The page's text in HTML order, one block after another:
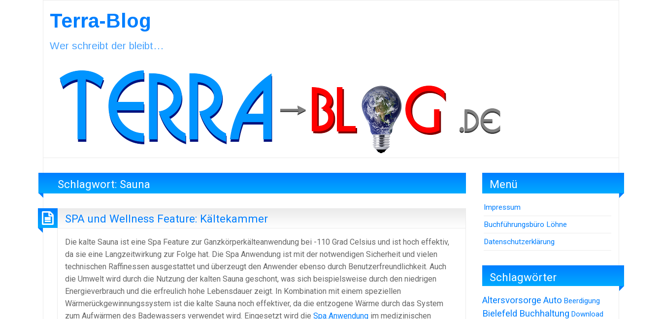
Terra-Blog
Wer schreibt der bleibt…
Schlagwort: Sauna
SPA und Wellness Feature: Kältekammer
Die kalte Sauna ist eine Spa Feature zur Ganzkörperkälteanwendung bei -110 Grad Celsius und ist hoch effektiv,
da sie eine Langzeitwirkung zur Folge hat. Die Spa Anwendung ist mit der notwendigen Sicherheit und vielen
technischen Raffinessen ausgestattet und überzeugt den Anwender ebenso durch Benutzerfreundlichkeit. Auch
die Umwelt wird durch die Nutzung der kalten Sauna geschont, was sich beispielsweise durch den niedrigen
Energieverbrauch und die erfreulich hohe Lebensdauer zeigt. In Kombination mit einem speziellen
Wärmerückgewinnungssystem ist die kalte Sauna noch effektiver, da die entzogene Wärme durch das System
zum Aufwärmen des Badewassers verwendet wird. Eingesetzt wird die Spa Anwendung im medizinischen
Menü
Impressum
Buchführungsbüro Löhne
Datenschutzerklärung
Schlagwörter
Altersvorsorge Auto Beerdigung
Bielefeld Buchhaltung Download